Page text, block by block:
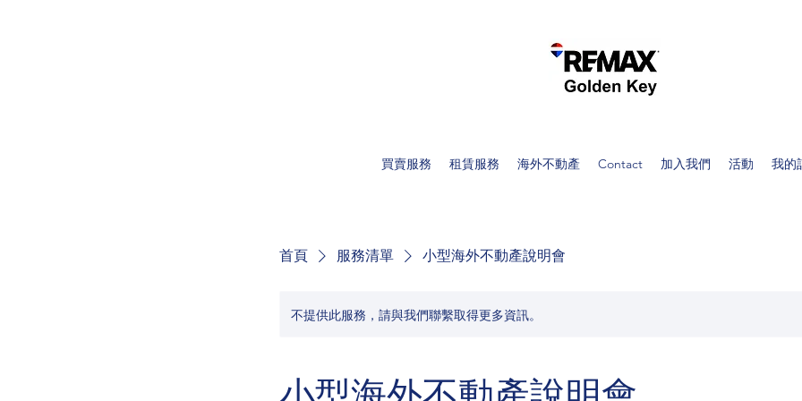
買賣服務 租賃服務 海外不動產 Contact 加入我們 活動 我的
首頁 服務清單 小型海外不動產說明會
不提供此服務，請與我們聯繫取得更多資訊。